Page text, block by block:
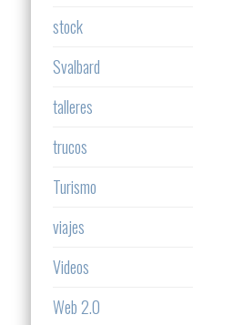
stock
Svalbard
talleres
trucos
Turismo
viajes
Videos
Web 2.0